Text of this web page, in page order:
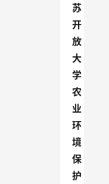
苏
开
放
大
学
农
业
环
境
保
护